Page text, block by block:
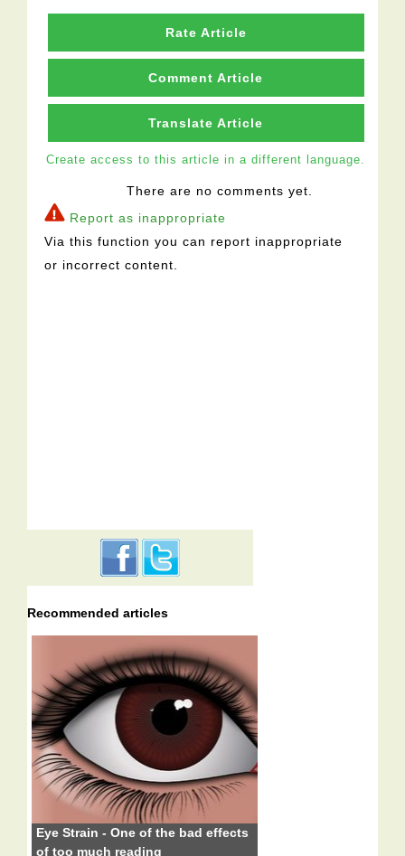
Rate Article
Comment Article
Translate Article
Create access to this article in a different language.
There are no comments yet.
Report as inappropriate
Via this function you can report inappropriate
or incorrect content.
Recommended articles
Eye Strain - One of the bad effects
of too much reading